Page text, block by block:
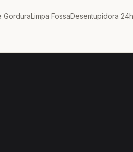
GorduraLimpa FossaDesentupidora 24h